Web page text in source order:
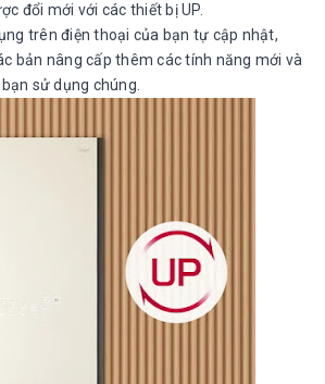
đổi mới với các thiết bị UP.
trên điện thoại của bạn tự cập nhật,
bản nâng cấp thêm các tính năng mới và
sử dụng chúng.